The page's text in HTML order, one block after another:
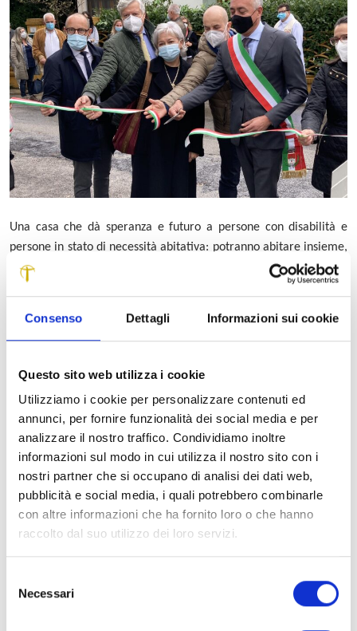
Consenso Dettagli Informazioni sui cookie
Questo sito web utilizza i cookie
Utilizziamo i cookie per personalizzare contenuti ed
annunci, per fornire funzionalità dei social media e per
analizzare il nostro traffico. Condividiamo inoltre
informazioni sul modo in cui utilizza il nostro sito con i
nostri partner che si occupano di analisi dei dati web,
pubblicità e social media, i quali potrebbero combinarle
con altre informazioni che ha fornito loro o che hanno
raccolto dal suo utilizzo dei loro servizi.
delNecessari
Una casa che dà speranza e futuro a persone con disabilità e
persone in stato di necessità abitativa: potranno abitare insieme,
aiutarsi a vicenda e sperimentare la vita indipendente. E’ stata
inaugurata la nuova struttura residenziale per il “Dopo di noi” a
Coluccini, l’assessore al sociale del Comune Michela Morgantini,
dell’Azienda Usl Toscana Nord Ovest Laura Brizzi e il direttore di
Zona Distretto Versilia Alessandro Campani.
Soddisfazione è stata espressa dai rappresentanti intervenuti i
quali hanno sottolineato la rilevanza del progetto, frutto di un
accurato processo di programmazione, che rientra nel piano di
interventi e servizi per l’assistenza alle persone con disabilità
grave prive del sostegno familiare.
nazionale sul Dopo di noi e dalla conseguente